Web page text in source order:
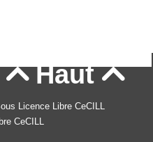
Haut
Licence Libre CeCILL
CeCILL